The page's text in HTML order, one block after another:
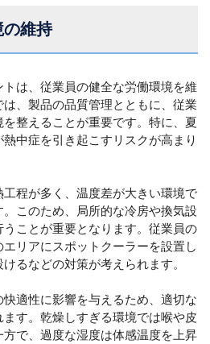
維持
は、従業員の健全な労働環境を維
、製品の品質管理とともに、従業
整えることが重要です。特に、夏
中症を引き起こすリスクが高まり
程が多く、温度差が大きい環境で
このため、局所的な冷房や換気設
ことが重要となります。従業員の
リアにスポットクーラーを設置し
るなどの対策が考えられます。
適性に影響を与えるため、適切な
す。乾燥しすぎる環境では喉や皮
で、過度な湿度は体感温度を上昇